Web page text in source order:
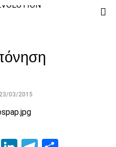
03/2015